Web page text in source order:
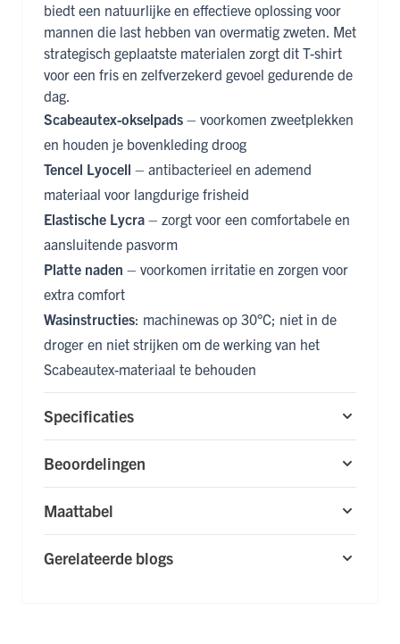
biedt een natuurlijke en effectieve oplossing voor
mannen die last hebben van overmatig zweten. Met
strategisch geplaatste materialen zorgt dit T-shirt
voor een fris en zelfverzekerd gevoel gedurende de
dag.
Scabeautex-okselpads – voorkomen zweetplekken
en houden je bovenkleding droog
Tencel Lyocell – antibacterieel en ademend
materiaal voor langdurige frisheid
Elastische Lycra – zorgt voor een comfortabele en
aansluitende pasvorm
Platte naden – voorkomen irritatie en zorgen voor
extra comfort
Wasinstructies: machinewas op 30°C; niet in de
droger en niet strijken om de werking van het
Scabeautex-materiaal te behouden
Specificaties
Beoordelingen
Maattabel
Gerelateerde blogs